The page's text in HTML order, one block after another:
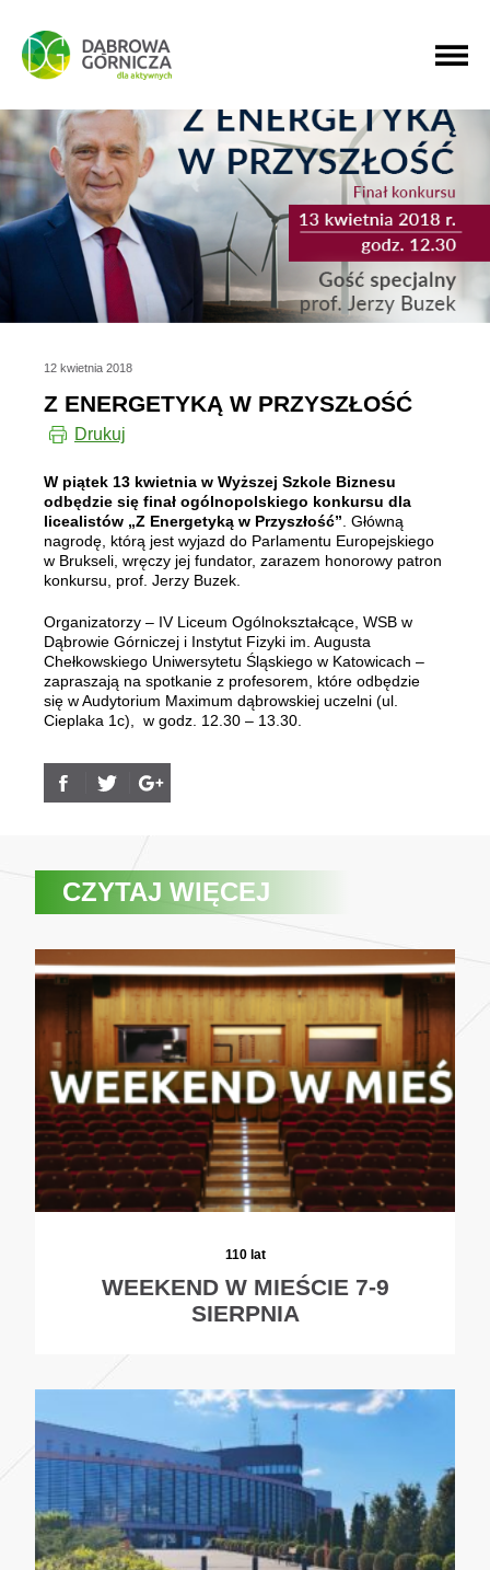
PRZEJDŹ DO MENU GŁÓWNEGO
PRZEJDŹ DO WYSZUKIWARKI
PRZEJDŹ DO TREŚCI
12 kwietnia 2018
Z ENERGETYKĄ W PRZYSZŁOŚĆ
Drukuj
W piątek 13 kwietnia w Wyższej Szkole Biznesu
odbędzie się finał ogólnopolskiego konkursu dla
licealistów „Z Energetyką w Przyszłość” . Główną
nagrodę, którą jest wyjazd do Parlamentu Europejskiego
w Brukseli, wręczy jej fundator, zarazem honorowy patron
konkursu, prof. Jerzy Buzek.
Organizatorzy – IV Liceum Ogólnokształcące, WSB w
Dąbrowie Górniczej i Instytut Fizyki im. Augusta
Chełkowskiego Uniwersytetu Śląskiego w Katowicach –
zapraszają na spotkanie z profesorem, które odbędzie
się w Audytorium Maximum dąbrowskiej uczelni (ul.
Cieplaka 1c), w godz. 12.30 – 13.30.
CZYTAJ WIĘCEJ
110 lat
WEEKEND W MIEŚCIE 7-9
SIERPNIA